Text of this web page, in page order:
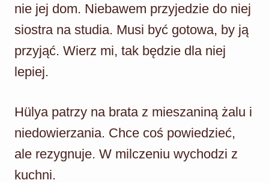
nie jej dom. Niebawem przyjedzie do niej
siostra na studia. Musi być gotowa, by ją
przyjąć. Wierz mi, tak będzie dla niej
lepiej.
Hülya patrzy na brata z mieszaniną żalu i
niedowierzania. Chce coś powiedzieć,
ale rezygnuje. W milczeniu wychodzi z
kuchni.